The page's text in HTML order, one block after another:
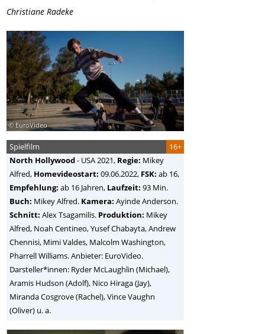
Christiane Radeke
© EuroVideo
16+
Spielfilm
North Hollywood- USA2021, Regie: Mikey
Alfred, Homevideostart: 09.06.2022, FSK: ab 16,
Empfehlung: ab 16 Jahren, Laufzeit: 93 Min.
Buch: Mikey Alfred. Kamera: Ayinde Anderson.
Schnitt: Alex Tsagamilis. Produktion: Mikey
Alfred, Noah Centineo, Yusef Chabayta, Andrew
Chennisi, Mimi Valdes, Malcolm Washington,
Pharrell Williams. Anbieter: EuroVideo.
Darsteller*innen: Ryder McLaughlin (Michael),
Aramis Hudson (Adolf), Nico Hiraga (Jay),
Miranda Cosgrove (Rachel), Vince Vaughn
(Oliver) u. a.